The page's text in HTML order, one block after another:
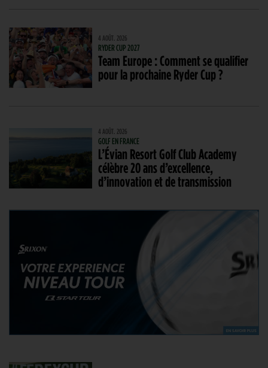
4 AOÛT. 2026
RYDER CUP 2027
Team Europe : Comment se qualifier
pour la prochaine Ryder Cup ?
4 AOÛT. 2026
GOLF EN FRANCE
L’Évian Resort Golf Club Academy
célèbre 20 ans d’excellence,
d’innovation et de transmission